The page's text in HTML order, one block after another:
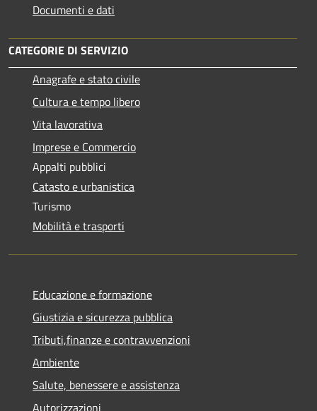
Documenti e dati
CATEGORIE DI SERVIZIO
Anagrafe e stato civile
Cultura e tempo libero
Vita lavorativa
Imprese e Commercio
Appalti pubblici
Catasto e urbanistica
Turismo
Mobilità e trasporti
Educazione e formazione
Giustizia e sicurezza pubblica
Tributi,finanze e contravvenzioni
Ambiente
Salute, benessere e assistenza
Autorizzazioni